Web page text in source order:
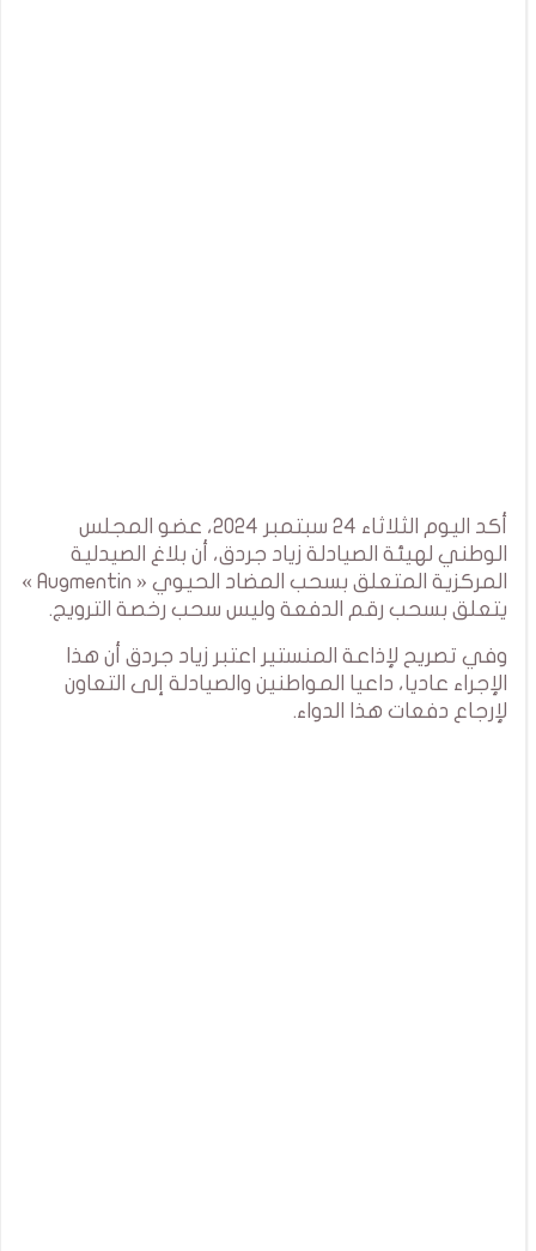
أكد اليوم الثلاثاء 24 سبتمبر 2024، عضو المجلس
الوطني لهيئة الصيادلة زياد جردق، أن بلاغ الصيدلية
المركزية المتعلق بسحب المضاد الحيوي « Augmentin »
يتعلق بسحب رقم الدفعة وليس سحب رخصة الترويج.
وفي تصريح لإذاعة المنستير اعتبر زياد جردق أن هذا
الإجراء عاديا، داعيا المواطنين والصيادلة إلى التعاون
لإرجاع دفعات هذا الدواء.